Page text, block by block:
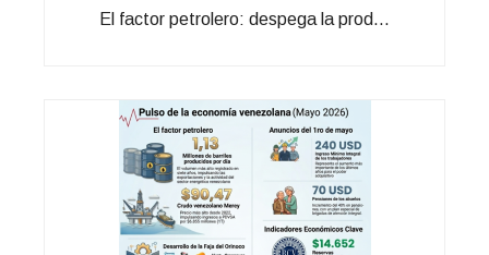
El factor petrolero: despega la prod...